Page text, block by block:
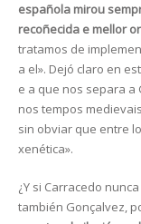
española mirou
recoñecida e mellor
tratamos de
a el». Dejó claro en
e a que nos separa a
nos tempos
sin obviar que entre
xenética».
¿Y si Carracedo
también Gonçalvez,